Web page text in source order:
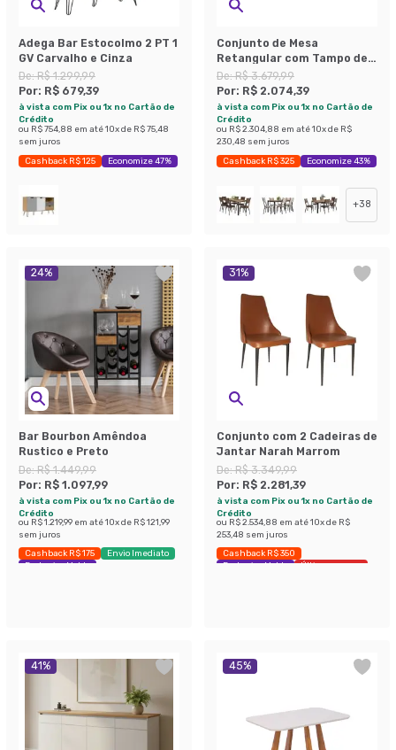
Adega Bar Estocolmo 2 PT 1
GV Carvalho e Cinza
De:R$ 1.299,99
Por: R$ 679,39
à vista com Pix ou 1x no Cartão de
Crédito
ou R$ 754,88 em até10x de R$ 75,48
sem juros
Cashback R$ 125 Economize 47%
Conjunto de Mesa
Retangular com Tampo de
MDP Amadeirado e 6
Cadeiras Adriana II
Revestimento Sintético
Preto
De:R$ 3.679,99
Por: R$ 2.074,39
à vista com Pix ou 1x no Cartão de
Crédito
ou R$ 2.304,88 em até10x de R$
230,48 sem juros
Cashback R$ 325 Economize 43%
+38
24%
Bar Bourbon Amêndoa
Rustico e Preto
De:R$ 1.449,99
Por: R$ 1.097,99
à vista com Pix ou 1x no Cartão de
Crédito
ou R$ 1.219,99 em até10x de R$ 121,99
sem juros
Cashback R$ 175
Envio Imediato
Exclusivo Mobly
31%
Conjunto com 2 Cadeiras de
Jantar Narah Marrom
De:R$ 3.349,99
Por: R$ 2.281,39
à vista com Pix ou 1x no Cartão de
Crédito
ou R$ 2.534,88 em até10x de R$
253,48 sem juros
Cashback R$ 350
Exclusivo Mobly
Últimas peças
41% 45%